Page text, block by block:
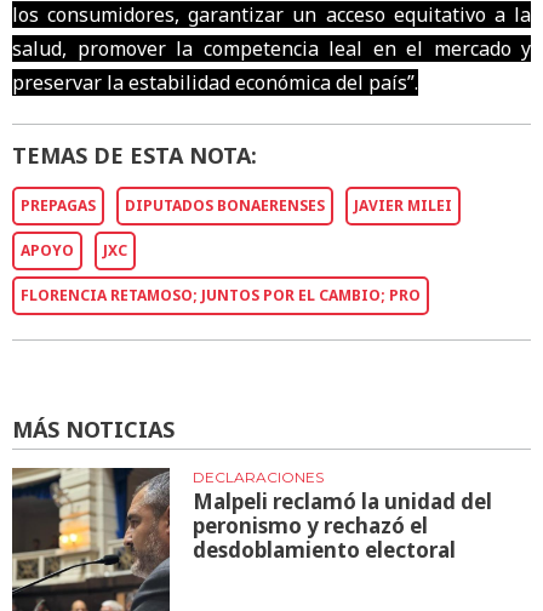
los consumidores, garantizar un acceso equitativo a la
salud, promover la competencia leal en el mercado y
preservar la estabilidad económica del país”.
TEMAS DE ESTA NOTA:
PREPAGAS DIPUTADOS BONAERENSES JAVIER MILEI
APOYO JXC
FLORENCIA RETAMOSO; JUNTOS POR EL CAMBIO; PRO
MÁS NOTICIAS
DECLARACIONES
Malpeli reclamó la unidad del
peronismo y rechazó el
desdoblamiento electoral